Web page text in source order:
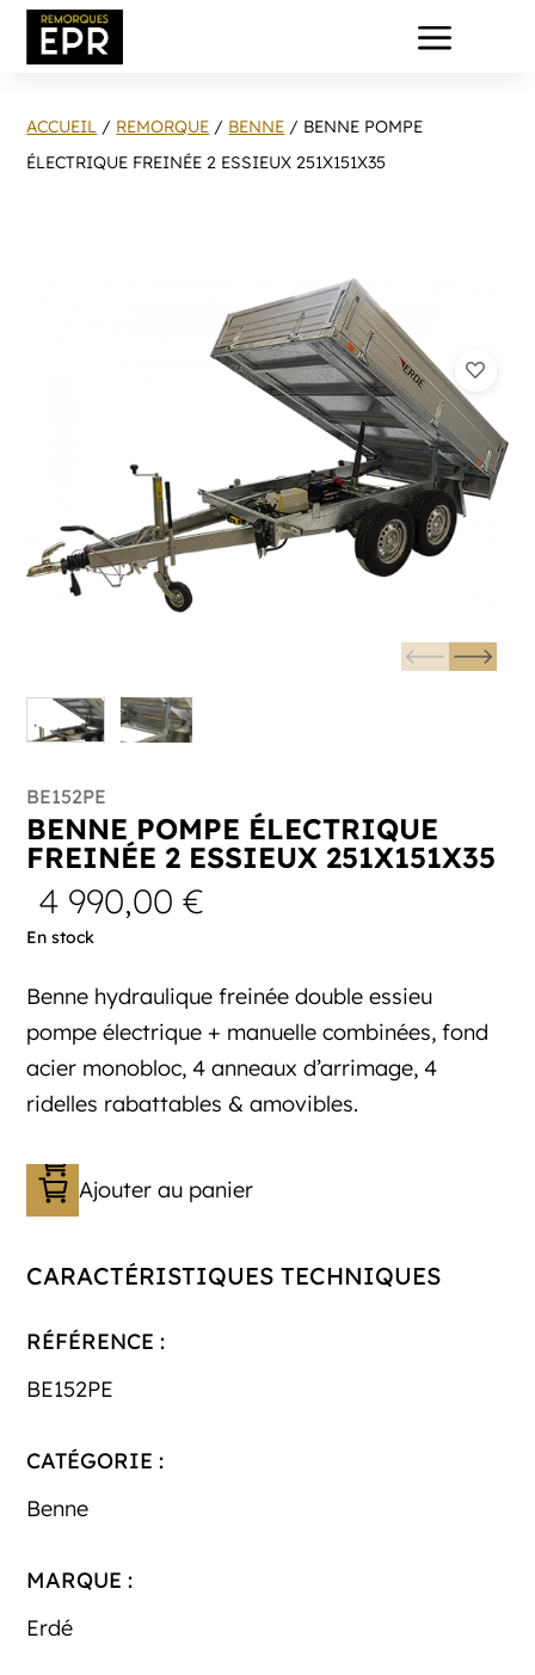
a
ACCUEIL / REMORQUE / BENNE / BENNE POMPE
ÉLECTRIQUE FREINÉE 2 ESSIEUX 251X151X35
BE152PE
BENNE POMPE ÉLECTRIQUE
FREINÉE 2 ESSIEUX 251X151X35
4 990,00€
En stock
Benne hydraulique freinée double essieu
pompe électrique + manuelle combinées, fond
acier monobloc, 4 anneaux d’arrimage, 4
ridelles rabattables & amovibles.
Ajouter au panier
CARACTÉRISTIQUES TECHNIQUES
RÉFÉRENCE :
BE152PE
CATÉGORIE :
Benne
MARQUE :
Erdé